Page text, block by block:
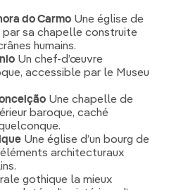
do Carmo Une église de
par sa chapelle construite
humains.
Un chef-d’œuvre
accessible par le Museu
Une chapelle de
baroque, caché
Une église d’un bourg de
architecturaux
gothique la mieux